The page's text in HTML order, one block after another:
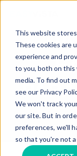
This website
These cookies are
experience and
to you, both on
media. To find out
see our Privacy
We won't track
our site. But in
preferences, we'll
so that you're not